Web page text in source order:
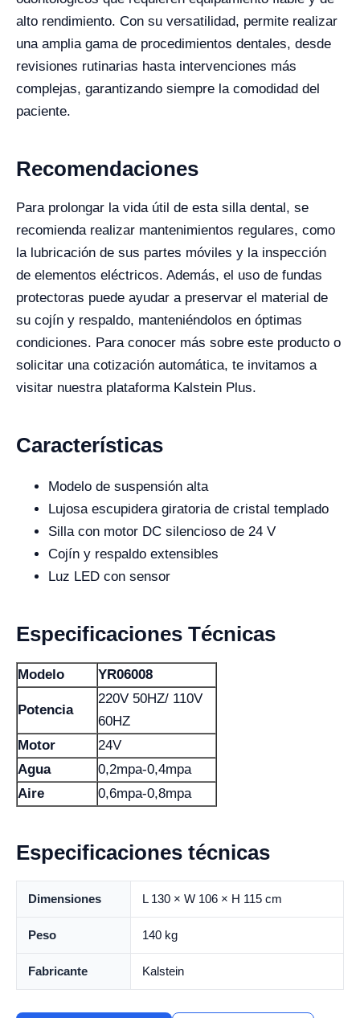
alto rendimiento. Con su versatilidad, permite realizar
una amplia gama de procedimientos dentales, desde
revisiones rutinarias hasta intervenciones más
complejas, garantizando siempre la comodidad del
paciente.
Recomendaciones
Para prolongar la vida útil de esta silla dental, se
recomienda realizar mantenimientos regulares, como
la lubricación de sus partes móviles y la inspección
de elementos eléctricos. Además, el uso de fundas
protectoras puede ayudar a preservar el material de
su cojín y respaldo, manteniéndolos en óptimas
condiciones. Para conocer más sobre este producto o
solicitar una cotización automática, te invitamos a
visitar nuestra plataforma Kalstein Plus.
Características
Modelo de suspensión alta
Lujosa escupidera giratoria de cristal templado
Silla con motor DC silencioso de 24 V
Cojín y respaldo extensibles
Luz LED con sensor
Especificaciones Técnicas
Modelo YR06008
Potencia
220V 50HZ/ 110V
60HZ
Motor
24V
Agua
0,2mpa-0,4mpa
Aire
0,6mpa-0,8mpa
Especificaciones técnicas
Dimensiones L 130 × W 106 × H 115 cm
Peso 140 kg
Fabricante Kalstein